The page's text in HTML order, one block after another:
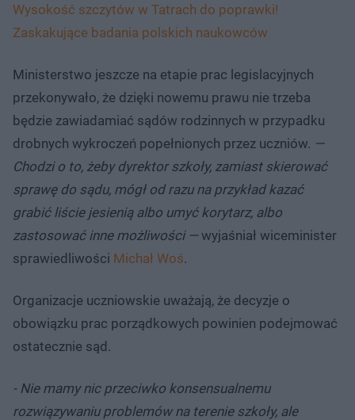
Wysokość szczytów w Tatrach do poprawki!
Zaskakujące badania polskich naukowców
Ministerstwo jeszcze na etapie prac legislacyjnych
przekonywało, że dzięki nowemu prawu nie trzeba
będzie zawiadamiać sądów rodzinnych w przypadku
drobnych wykroczeń popełnionych przez uczniów. —
Chodzi o to, żeby dyrektor szkoły, zamiast skierować
sprawę do sądu, mógł od razu na przykład kazać
grabić liście jesienią albo umyć korytarz, albo
zastosować inne możliwości —wyjaśniał wiceminister
sprawiedliwości Michał Woś.
Organizacje uczniowskie uważają, że decyzje o
obowiązku prac porządkowych powinien podejmować
ostatecznie sąd.
- Nie mamy nic przeciwko konsensualnemu
rozwiązywaniu problemów na terenie szkoły, ale